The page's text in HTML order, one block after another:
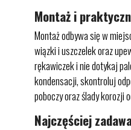
Montaż i
Montaż odbywa się w
wiązki i uszczelek oraz
rękawiczek i nie dotykaj
kondensacji, skontroluj
poboczy oraz ślady korozji
Najczęściej